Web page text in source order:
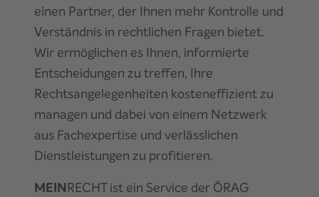
einen Partner, der Ihnen mehr Kontrolle und
Verständnis in rechtlichen Fragen bietet.
Wir ermöglichen es Ihnen, informierte
Entscheidungen zu treffen, Ihre
Rechtsangelegenheiten kosteneffizient zu
managen und dabei von einem Netzwerk
aus Fachexpertise und verlässlichen
Dienstleistungen zu profitieren.
MEINRECHT ist ein Service der ÖRAG